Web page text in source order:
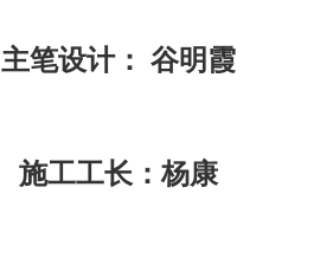
主笔设计： 谷明霞
施工工长：杨康